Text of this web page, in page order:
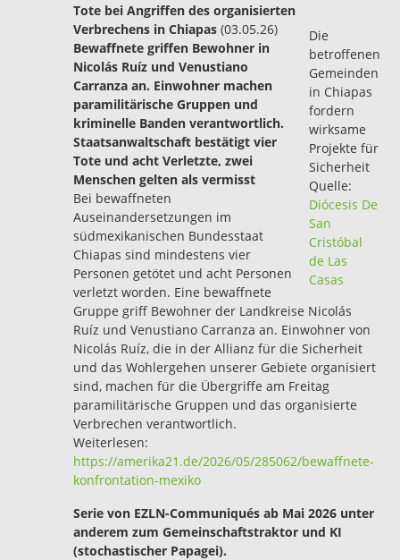
Die
betroffenen
Gemeinden
in Chiapas
fordern
wirksame
Projekte für
Sicherheit
Quelle:
Diócesis De
San
Cristóbal
de Las
Casas
Tote bei Angriffen des organisierten
Verbrechens in Chiapas (03.05.26)
Bewaffnete griffen Bewohner in
Nicolás Ruíz und Venustiano
Carranza an. Einwohner machen
paramilitärische Gruppen und
kriminelle Banden verantwortlich.
Staatsanwaltschaft bestätigt vier
Tote und acht Verletzte, zwei
Menschen gelten als vermisst
Bei bewaffneten
Auseinandersetzungen im
südmexikanischen Bundesstaat
Chiapas sind mindestens vier
Personen getötet und acht Personen
verletzt worden. Eine bewaffnete
Gruppe griff Bewohner der Landkreise Nicolás
Ruíz und Venustiano Carranza an. Einwohner von
Nicolás Ruíz, die in der Allianz für die Sicherheit
und das Wohlergehen unserer Gebiete organisiert
sind, machen für die Übergriffe am Freitag
paramilitärische Gruppen und das organisierte
Verbrechen verantwortlich.
Weiterlesen:
https://amerika21.de/2026/05/285062/bewaffnete-
konfrontation-mexiko
Serie von EZLN-Communiqués ab Mai 2026 unter
anderem zum Gemeinschaftstraktor und KI
(stochastischer Papagei).